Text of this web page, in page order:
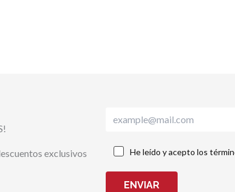
exclusivos
He leído y acepto los
ENVIAR